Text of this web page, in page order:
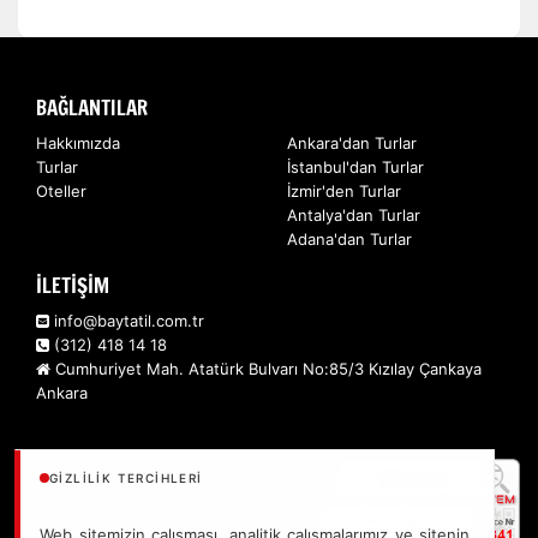
GIZLILIK TERCIHLERI
BAĞLANTILAR
Hakkımızda
Turlar
Oteller
Ankara'dan Turlar
İstanbul'dan Turlar
İzmir'den Turlar
Antalya'dan Turlar
Adana'dan Turlar
İLETİŞİM
info@baytatil.com.tr
(312) 418 14 18
Cumhuriyet Mah. Atatürk Bulvarı No:85/3 Kızılay Çankaya
Ankara